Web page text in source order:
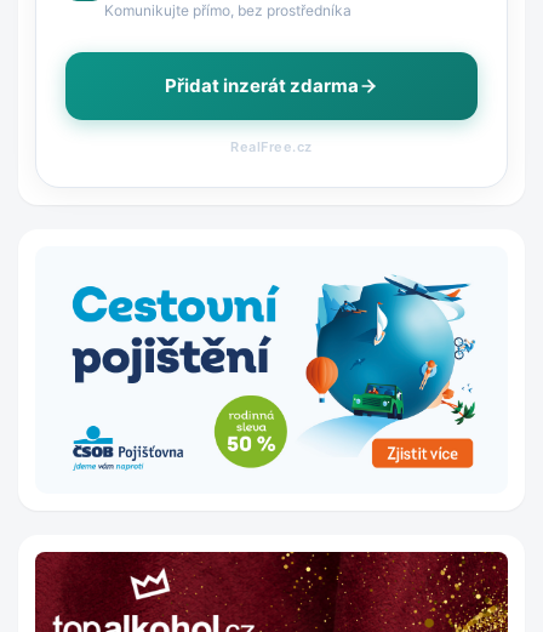
Komunikujte přímo, bez prostředníka
Přidat inzerát zdarma
RealFree.cz